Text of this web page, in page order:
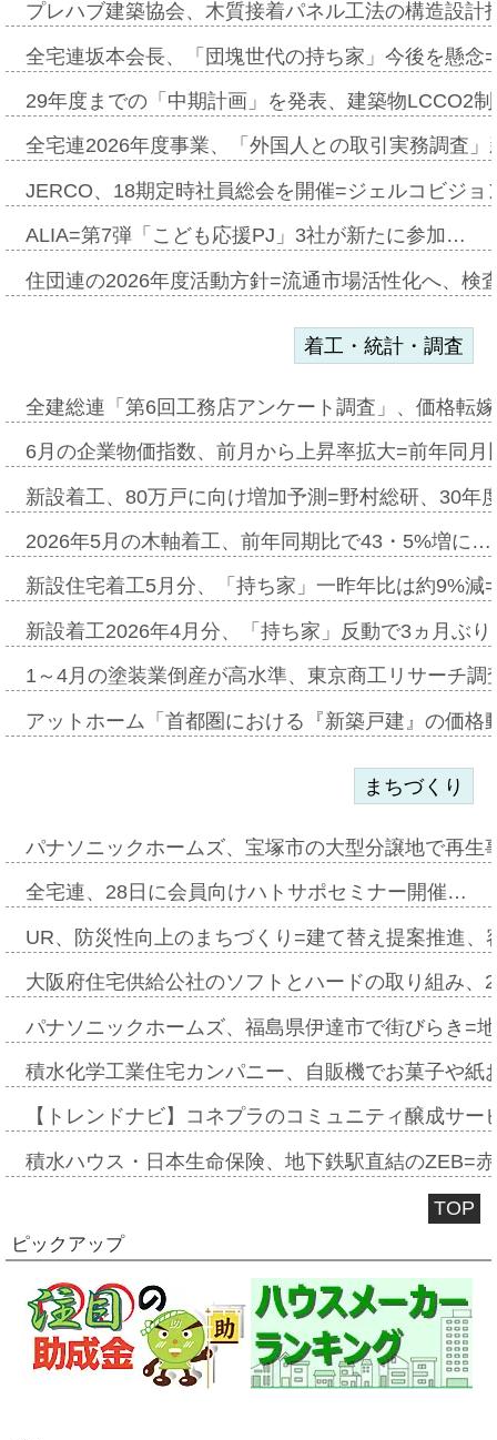
プレハブ建築協会、木質接着パネル工法の構造設
全宅連坂本会長、「団塊世代の持ち家」今後を懸
29年度までの「中期計画」を発表、建築物LCCO2
全宅連2026年度事業、「外国人との取引実務調査
JERCO、18期定時社員総会を開催=ジェルコビジ
ALIA=第7弾「こども応援PJ」3社が新たに参加…
住団連の2026年度活動方針=流通市場活性化へ、検
着工・統計・調査
全建総連「第6回工務店アンケート調査」、価格転
6月の企業物価指数、前月から上昇率拡大=前年同
新設着工、80万戸に向け増加予測=野村総研、30年
2026年5月の木軸着工、前年同期比で43・5%増に…
新設住宅着工5月分、「持ち家」一昨年比は約9%
新設着工2026年4月分、「持ち家」反動で3ヵ月ぶ
1～4月の塗装業倒産が高水準、東京商工リサーチ
アットホーム「首都圏における『新築戸建』の価
まちづくり
パナソニックホームズ、宝塚市の大型分譲地で再
全宅連、28日に会員向けハトサポセミナー開催…
UR、防災性向上のまちづくり=建て替え提案推進
大阪府住宅供給公社のソフトとハードの取り組み
パナソニックホームズ、福島県伊達市で街びらき=
積水化学工業住宅カンパニー、自販機でお菓子や
【トレンドナビ】コネプラのコミュニティ醸成サ
積水ハウス・日本生命保険、地下鉄駅直結のZEB=
TOP
ピックアップ